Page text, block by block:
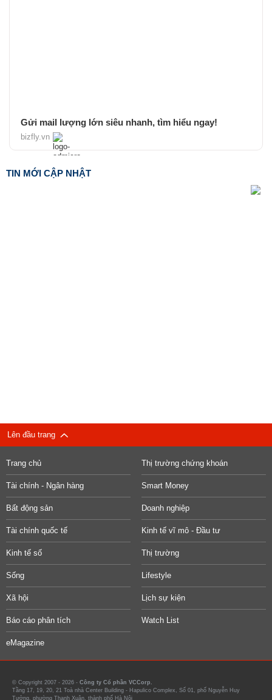
Gửi mail lượng lớn siêu nhanh, tìm hiểu ngay!
bizfly.vn
TIN MỚI CẬP NHẬT
Lên đầu trang
Trang chủ Thị trường chứng khoán
Tài chính - Ngân hàng Smart Money
Bất động sản Doanh nghiệp
Tài chính quốc tế Kinh tế vĩ mô - Đầu tư
Kinh tế số Thị trường
Sống Lifestyle
Xã hội Lịch sự kiện
Báo cáo phân tích Watch List
eMagazine
© Copyright 2007 - 2026 - Công ty Cổ phần VCCorp.
Tầng 17, 19, 20, 21 Toà nhà Center Building - Hapulico Complex, Số 01, phố Nguyễn Huy
Tưởng, phường Thanh Xuân, thành phố Hà Nội